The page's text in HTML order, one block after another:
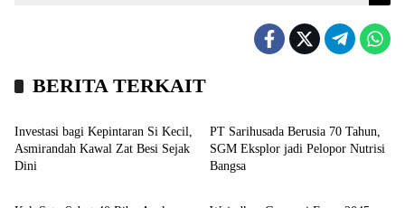
BERITA TERKAIT
Kesehatan
Investasi bagi Kepintaran Si Kecil,
Asmirandah Kawal Zat Besi Sejak
Dini
PT Sarihusada Berusia 70 Tahun,
SGM Eksplor jadi Pelopor Nutrisi
Bangsa
Headline Nasional